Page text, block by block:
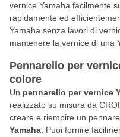
vernice Yamaha facilmente
rapidamente ed
Yamaha senza lavori di
mantenere la vernice di una
Pennarello per
colore
Un pennarello per vernice
realizzato su misura da
creare e riempire un
Yamaha . Puoi fornire